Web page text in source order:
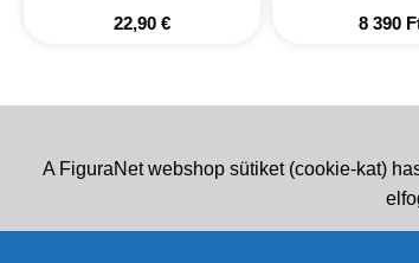
22,90 € 8 390
A FiguraNet webshop sütiket (cookie-kat)